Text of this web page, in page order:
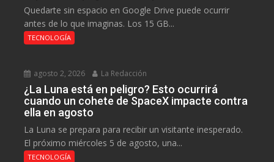
Quedarte sin espacio en Google Drive puede ocurrir
antes de lo que imaginas. Los 15 GB...
TECNOLOGÍA
agosto 2, 2026 La Redacción
¿La Luna está en peligro? Esto ocurrirá
cuando un cohete de SpaceX impacte contra
ella en agosto
La Luna se prepara para recibir un visitante inesperado.
El próximo miércoles 5 de agosto, una...
TECNOLOGÍA